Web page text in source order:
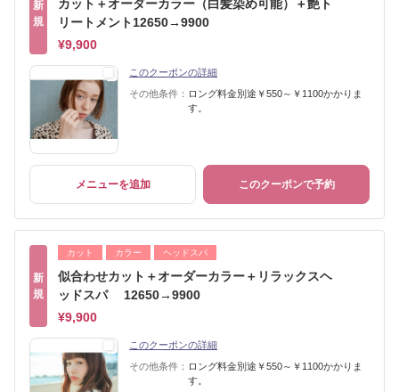
新
規
カット＋オーダーカラー（白髪染め可能）＋艶ト
リートメント12650→9900
¥9,900
このクーポンの詳細
その他条件： ロング料金別途￥550～￥1100かかりま
す。
メニューを追加 このクーポンで予約
新
規
カット カラー ヘッドスパ
似合わせカット＋オーダーカラー＋リラックスヘ
ッドスパ 12650→9900
¥9,900
このクーポンの詳細
その他条件： ロング料金別途￥550～￥1100かかりま
す。